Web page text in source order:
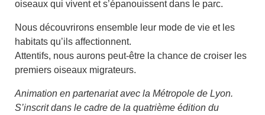
oiseaux qui vivent et s’épanouissent dans le parc.
Nous découvrirons ensemble leur mode de vie et les
habitats qu’ils affectionnent.
Attentifs, nous aurons peut-être la chance de croiser les
premiers oiseaux migrateurs.
Animation en partenariat avec la Métropole de Lyon.
S’inscrit dans le cadre de la quatrième édition du